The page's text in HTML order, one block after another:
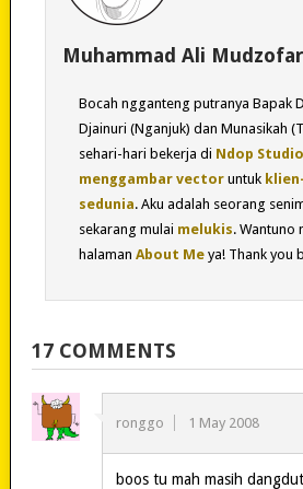
Muhammad Ali Mudzofar
Bocah ngganteng putranya Bapak
Djainuri (Nganjuk) dan Munasikah
sehari-hari bekerja di Ndop Studio
menggambar vectoruntuk
sedunia. Aku adalah seorang
sekarang mulai melukis. Wantuno
halaman About Meya! Thank you
17 COMMENTS
ronggo 1 May 2008
boos tu mah masih